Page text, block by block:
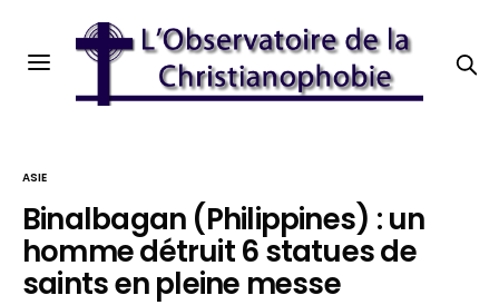
ASIE
Binalbagan (Philippines) : un
homme détruit 6 statues de
saints en pleine messe